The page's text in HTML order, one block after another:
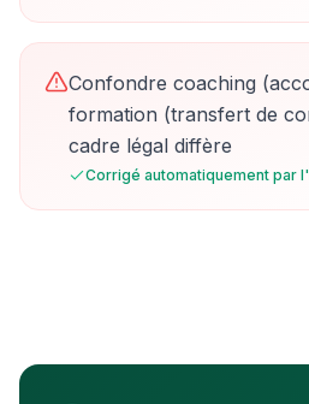
Confondre coaching
formation (transfert de
cadre légal diffère
Corrigé automatiquement par